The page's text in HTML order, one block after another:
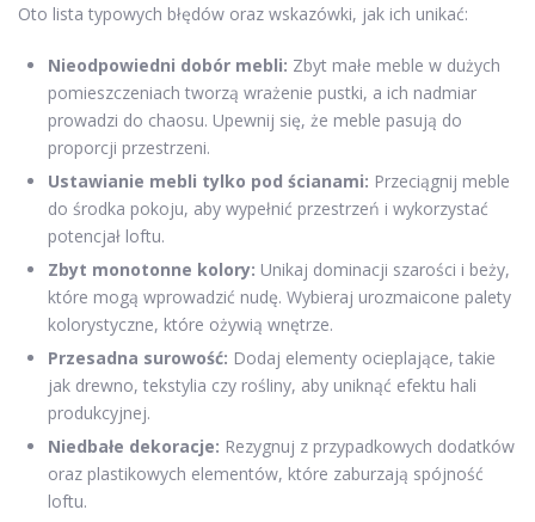
Oto lista typowych błędów oraz wskazówki, jak ich unikać:
Nieodpowiedni dobór mebli: Zbyt małe meble w dużych
pomieszczeniach tworzą wrażenie pustki, a ich nadmiar
prowadzi do chaosu. Upewnij się, że meble pasują do
proporcji przestrzeni.
Ustawianie mebli tylko pod ścianami: Przeciągnij meble
do środka pokoju, aby wypełnić przestrzeń i wykorzystać
potencjał loftu.
Zbyt monotonne kolory: Unikaj dominacji szarości i beży,
które mogą wprowadzić nudę. Wybieraj urozmaicone palety
kolorystyczne, które ożywią wnętrze.
Przesadna surowość: Dodaj elementy ocieplające, takie
jak drewno, tekstylia czy rośliny, aby uniknąć efektu hali
produkcyjnej.
Niedbałe dekoracje: Rezygnuj z przypadkowych dodatków
oraz plastikowych elementów, które zaburzają spójność
loftu.